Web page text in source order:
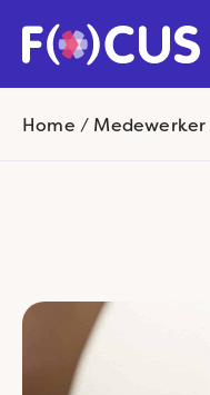
Home / Medewerker